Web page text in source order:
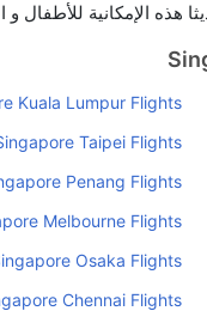
هذه الإمكانية للأطفال و
Kuala Lumpur Flights
Taipei Flights
Penang Flights
Melbourne Flights
Osaka Flights
Chennai Flights